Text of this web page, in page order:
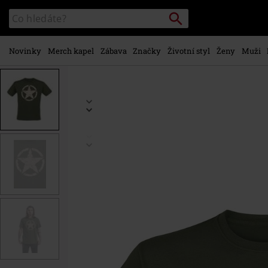
hlavnímu
obsahu
Katalog
vyhledávání
Vyhledávání
Novinky Merch kapel Zábava Značky Životní styl Ženy Muži
www.emp-
p/army-